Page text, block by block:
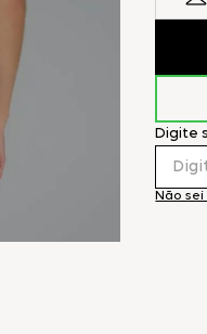
Digite
Não sei